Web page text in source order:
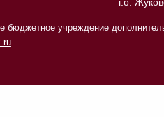
бюджетное учреждение